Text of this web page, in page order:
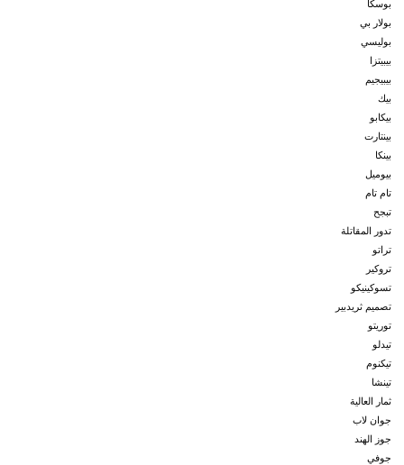
بوسكا
بولار بي
بوليسي
بيبيتزا
بيبيجيم
بيك
بيكابو
بينتارت
بينكا
بيوميل
تام تام
تبجح
تدور المقاتلة
تراتو
تروكير
تسوكينيكو
تصميم ثريدبير
توريتو
تيدلو
تيكنوم
تينشا
ثمار العالية
جوان لاب
جوز الهند
جوفي